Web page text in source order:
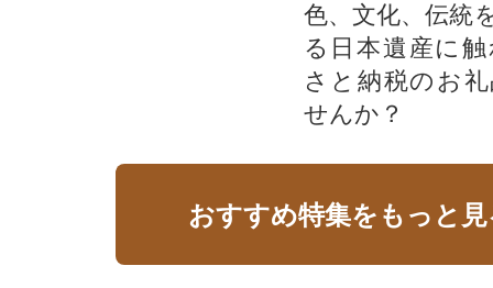
色、文化、伝統
る日本遺産に
さと納税のお
せんか？​​​
おすすめ特集をもっと